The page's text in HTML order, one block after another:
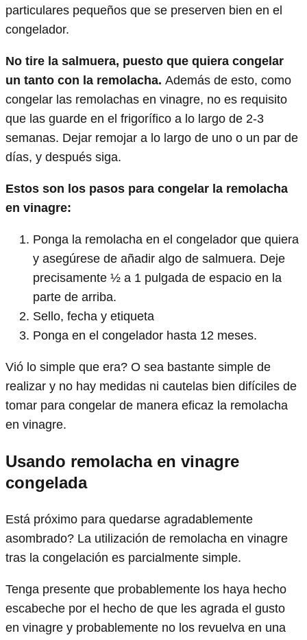
particulares pequeños que se preserven bien en el
congelador.
No tire la salmuera, puesto que quiera congelar
un tanto con la remolacha. Además de esto, como
congelar las remolachas en vinagre, no es requisito
que las guarde en el frigorífico a lo largo de 2-3
semanas. Dejar remojar a lo largo de uno o un par de
días, y después siga.
Estos son los pasos para congelar la remolacha
en vinagre:
Ponga la remolacha en el congelador que quiera
y asegúrese de añadir algo de salmuera. Deje
precisamente ½ a 1 pulgada de espacio en la
parte de arriba.
Sello, fecha y etiqueta
Ponga en el congelador hasta 12 meses.
Vió lo simple que era? O sea bastante simple de
realizar y no hay medidas ni cautelas bien difíciles de
tomar para congelar de manera eficaz la remolacha
en vinagre.
Usando remolacha en vinagre
congelada
Está próximo para quedarse agradablemente
asombrado? La utilización de remolacha en vinagre
tras la congelación es parcialmente simple.
Tenga presente que probablemente los haya hecho
escabeche por el hecho de que les agrada el gusto
en vinagre y probablemente no los revuelva en una